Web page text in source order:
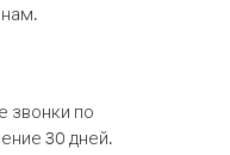
звонки по
30 дней.